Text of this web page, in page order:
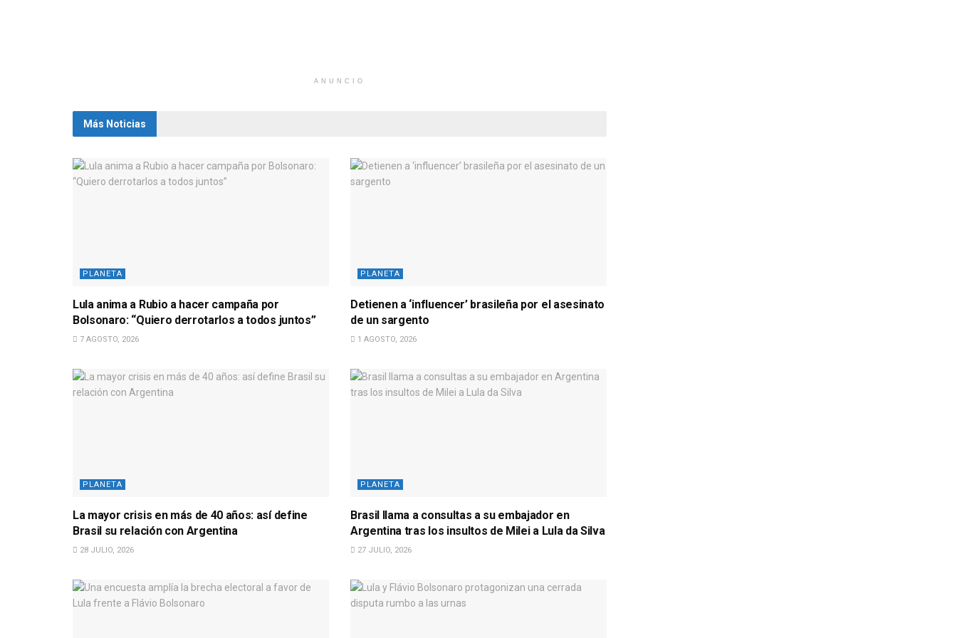
ANUNCIO
Más Noticias
PLANETA
Lula anima a Rubio a hacer campaña por
Bolsonaro: “Quiero derrotarlos a todos juntos”
7 AGOSTO, 2026
PLANETA
Detienen a ‘influencer’ brasileña por el asesinato
de un sargento
1 AGOSTO, 2026
PLANETA
La mayor crisis en más de 40 años: así define
Brasil su relación con Argentina
28 JULIO, 2026
PLANETA
Brasil llama a consultas a su embajador en
Argentina tras los insultos de Milei a Lula da Silva
27 JULIO, 2026